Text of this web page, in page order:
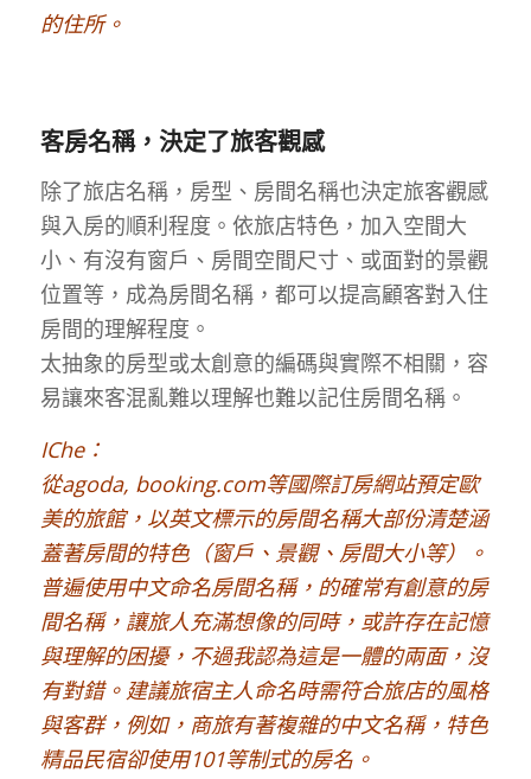
的住所。
客房名稱，決定了旅客觀感
除了旅店名稱，房型、房間名稱也決定旅客觀感
與入房的順利程度。依旅店特色，加入空間大
小、有沒有窗戶、房間空間尺寸、或面對的景觀
位置等，成為房間名稱，都可以提高顧客對入住
房間的理解程度。
太抽象的房型或太創意的編碼與實際不相關，容
易讓來客混亂難以理解也難以記住房間名稱。
IChe：
從agoda, booking.com等國際訂房網站預定歐
美的旅館，以英文標示的房間名稱大部份清楚涵
蓋著房間的特色（窗戶、景觀、房間大小等）。
普遍使用中文命名房間名稱，的確常有創意的房
間名稱，讓旅人充滿想像的同時，或許存在記憶
與理解的困擾，不過我認為這是一體的兩面，沒
有對錯。建議旅宿主人命名時需符合旅店的風格
與客群，例如，商旅有著複雜的中文名稱，特色
精品民宿卻使用101等制式的房名。